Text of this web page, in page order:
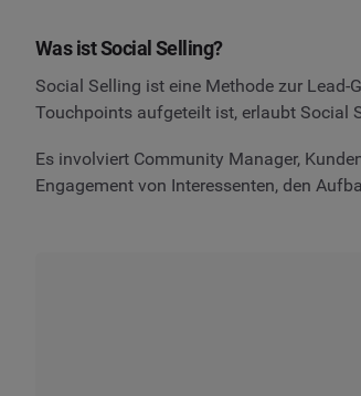
Was ist Social Selling?
Social Selling ist eine Methode zur
Touchpoints aufgeteilt ist, erlaubt Social
Es involviert Community Manager,
Engagement von Interessenten, den